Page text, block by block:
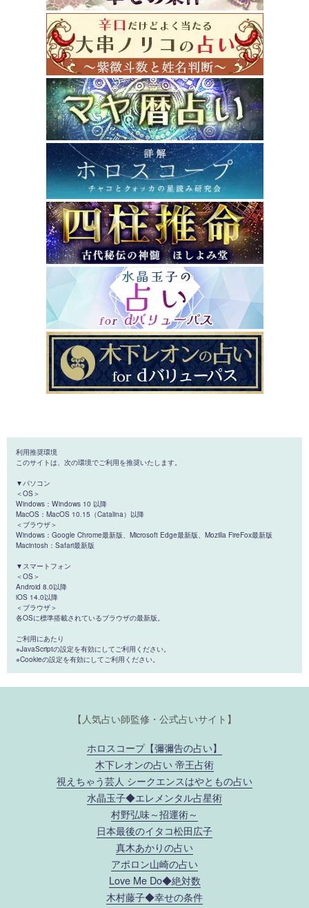
利用推奨環境
このサイトは、次の環境でご利用を推奨いたします。
▼パソコン
＜OS＞
Windows：Windows 10 以降
MacOS：MacOS 10.15（Catalina）以降
＜ブラウザ＞
Windows：Google Chrome最新版、Microsoft Edge最新版、Mozilla FireFox最新版
Macintosh：Safari最新版
▼スマートフォン
＜OS＞
Android 8.0以降
iOS 14.0以降
＜ブラウザ＞
各OSに標準搭載されているブラウザの最新版。
ご利用にあたり
※JavaScriptの設定を有効にしてご利用ください。
※Cookieの設定を有効にしてご利用ください。
【人気占い師監修・公式占いサイト】
ホロスコープ【彌彌告の占い】
木下レオンの占い 帝王占術
視えちゃう芸人 シークエンスはやともの占い
水晶玉子◆エレメンタル占星術
村野弘味～招運術～
日本最後のイタコ松田広子
真木あかりの占い
アポロン山崎の占い
Love Me Do◆絶対数
木村藤子◆幸せの条件